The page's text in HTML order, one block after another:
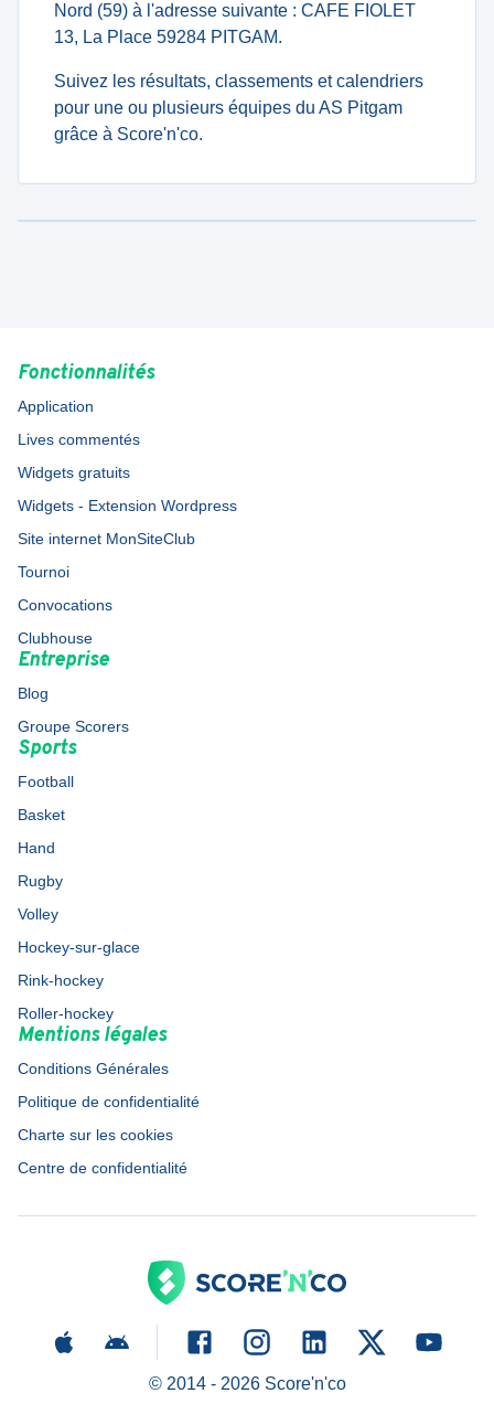
Nord (59) à l'adresse suivante : CAFE FIOLET
13, La Place 59284 PITGAM.
Suivez les résultats, classements et calendriers
pour une ou plusieurs équipes du AS Pitgam
grâce à Score'n'co.
Fonctionnalités
Application
Lives commentés
Widgets gratuits
Widgets - Extension Wordpress
Site internet MonSiteClub
Tournoi
Convocations
Clubhouse
Entreprise
Blog
Groupe Scorers
Sports
Football
Basket
Hand
Rugby
Volley
Hockey-sur-glace
Rink-hockey
Roller-hockey
Mentions légales
Conditions Générales
Politique de confidentialité
Charte sur les cookies
Centre de confidentialité
© 2014 - 2026Score'n'co